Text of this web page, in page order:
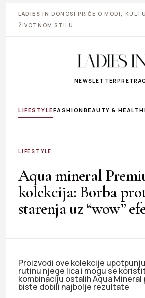
LADIES IN DONOSI PRIČE O MODI,
ŽIVOTNOM STILU
NEWSLETTER
LIFESTYLEFASHIONBEAUTY & HEALTH
LIFESTYLE
Aqua mineral
kolekcija: Borba
starenja uz “wow”
Proizvodi ove kolekcije
rutinu njege lica i mogu se
kombinaciju ostalih Aqua Mineral
biste dobili najbolje rezultate